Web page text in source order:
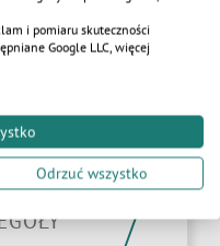
i pomiaru skuteczności
Google LLC, więcej
Odrzuć wszystko